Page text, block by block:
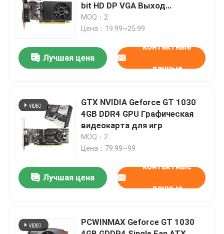
Видео
Путешествие фабрики
Проверка качества
Свяжитесь мы
Спросите цитату
Графическая карта для майнинга
bit HD DP VGA Выход
Низкопрофильная
Графическая Карта для OEM
MOQ：2
Цена：19.99~25.99
Лучшая цена
контактные
данные
GTX NVIDIA Geforce GT 1030
4GB DDR4 GPU Графическая
видеокарта для игр
MOQ：2
Цена：79.99~99
Лучшая цена
контактные
данные
PCWINMAX Geforce GT 1030